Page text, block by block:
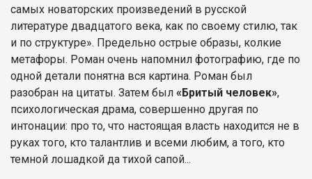
самых новаторских произведений в русской
литературе двадцатого века, как по своему стилю, так
и по структуре». Предельно острые образы, колкие
метафоры. Роман очень напомнил фотографию, где по
одной детали понятна вся картина. Роман был
разобран на цитаты. Затем был «Бритый человек»,
психологическая драма, совершенно другая по
интонации: про то, что настоящая власть находится не в
руках того, кто талантлив и всеми любим, а того, кто
темной лошадкой да тихой сапой...